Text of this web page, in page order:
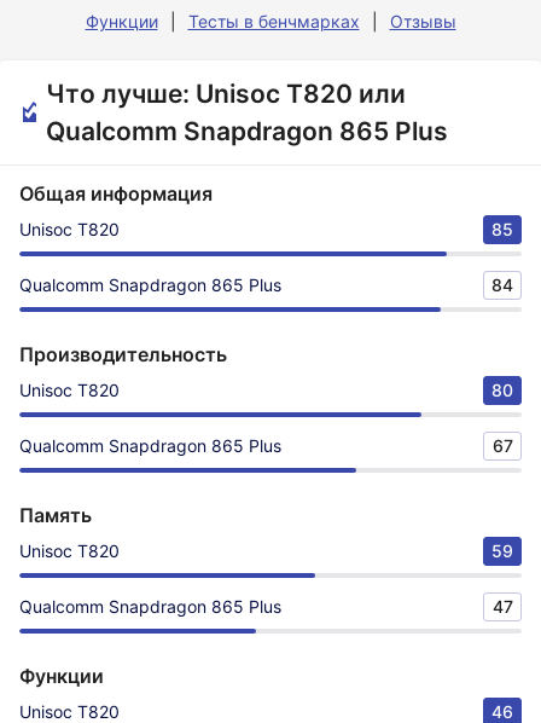
Функции
Тесты в бенчмарках Отзывы
Что лучше: Unisoc T820 или
Qualcomm Snapdragon 865 Plus
Общая информация
Unisoc T820 85
Qualcomm Snapdragon 865 Plus 84
Производительность
Unisoc T820 80
Qualcomm Snapdragon 865 Plus 67
Память
Unisoc T820 59
Qualcomm Snapdragon 865 Plus 47
Функции
Unisoc T820 46